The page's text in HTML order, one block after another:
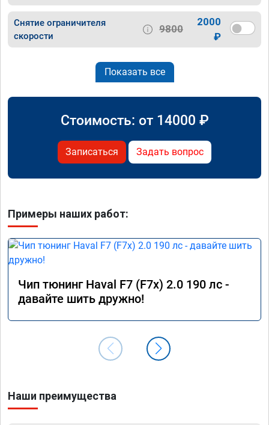
Снятие ограничителя
скорости
9800
2000
₽
Показать все
Стоимость: от 14000 ₽
Записаться Задать вопрос
Примеры наших работ:
Чип тюнинг Haval F7 (F7x) 2.0 190 лс -
давайте шить дружно!
Наши преимущества